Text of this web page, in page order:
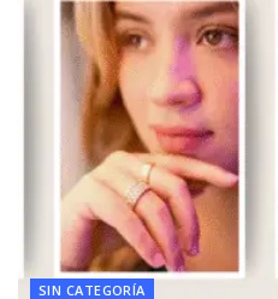
SIN CATEGORÍA